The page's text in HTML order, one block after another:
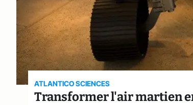
ATLANTICO SCIENCES
Transformer l'air martien